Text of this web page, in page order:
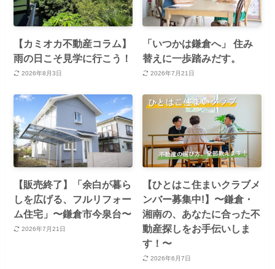
【カミオカ不動産コラム】
雨の日こそ見学に行こう！
2026年8月3日
「いつかは鎌倉へ」 住み
替えに一歩踏みだす。
2026年7月21日
【販売終了】「余白が暮ら
しを広げる、フルリフォー
ム住宅」〜鎌倉市今泉台〜
2026年7月21日
【ひとはこ住まいクラブメ
ンバー募集中!】〜鎌倉・
湘南の、あなたに合った不
動産探しをお手伝いしま
す！〜
2026年6月7日